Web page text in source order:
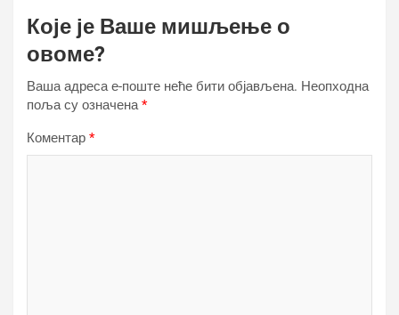
Које је Ваше мишљење о
овоме?
Ваша адреса е-поште неће бити објављена. Неопходна
поља су означена*
Коментар *